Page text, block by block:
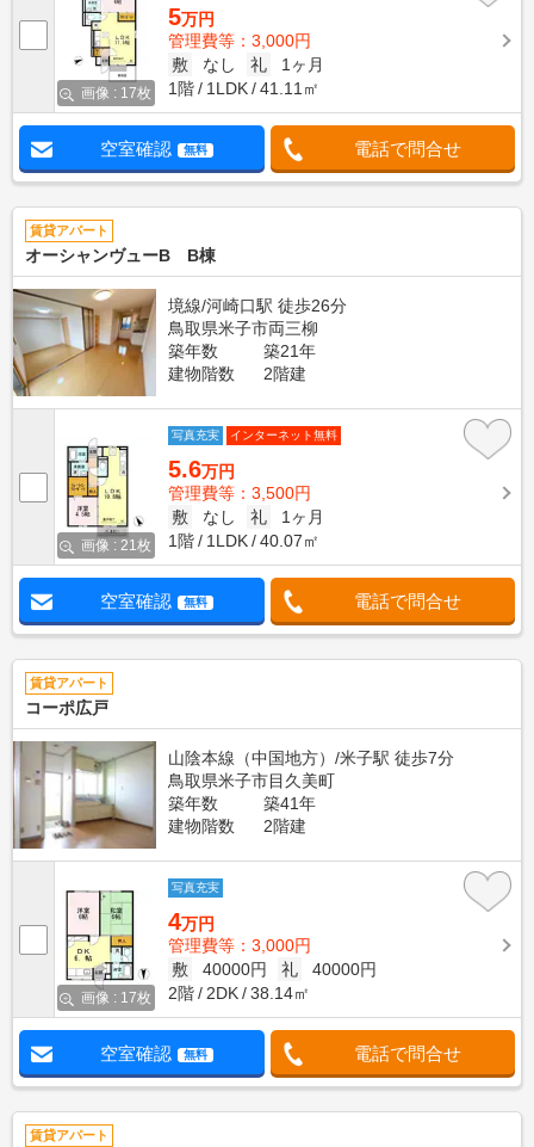
画像 : 17枚
5万円
管理費等：3,000円
敷
なし 礼
1ヶ月
1階
1LDK 41.11㎡
空室確認 無料 電話で問合せ
賃貸アパート
オーシャンヴューB B棟
境線/河崎口駅 徒歩26分
鳥取県米子市両三柳
築年数
築21年
建物階数
2階建
画像 : 21枚
写真充実 インターネット無料
5.6万円
管理費等：3,500円
敷
なし 礼
1ヶ月
1階
1LDK 40.07㎡
空室確認 無料 電話で問合せ
賃貸アパート
コーポ広戸
山陰本線（中国地方）/米子駅 徒歩7分
鳥取県米子市目久美町
築年数
築41年
建物階数
2階建
画像 : 17枚
写真充実
4万円
管理費等：3,000円
敷
40000円 礼
40000円
2階
2DK 38.14㎡
空室確認 無料 電話で問合せ
賃貸アパート